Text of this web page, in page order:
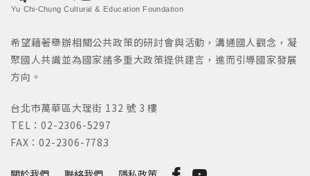
Yu Chi-Chung Cultural & Education Foundation
希望藉著舉辦相關公共政策的研討會與活動，溝通國人觀念，凝
聚國人共識並為國家諸多重大政策提供建言，進而引導國家發展
方向。
台北市萬華區大理街 132 號 3 樓
TEL：02-2306-5297
FAX：02-2306-7783